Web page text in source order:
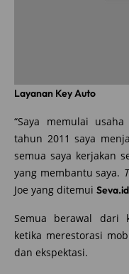
Layanan Key Auto
“Saya memulai
tahun 2011 saya
semua saya kerjakan
yang membantu saya.
Joe yang ditemui Seva.id
Semua berawal dari
ketika merestorasi
dan ekspektasi.